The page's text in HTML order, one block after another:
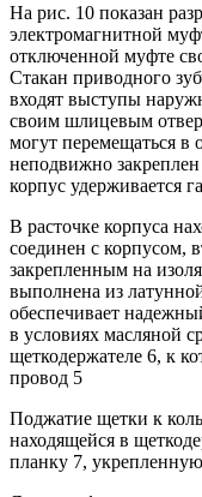
На рис. 10 показан
электромагнитной
отключенной муфте
Стакан приводного
входят выступы
своим шлицевым
могут перемещаться в
неподвижно
корпус удерживается
В расточке корпуса
соединен с корпусом,
закрепленным на
выполнена из
обеспечивает
в условиях масляной
щеткодержателе 6, к
провод 5
Поджатие щетки к
находящейся в
планку 7,